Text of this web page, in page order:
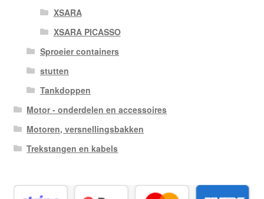
XSARA
XSARA PICASSO
Sproeier containers
stutten
Tankdoppen
Motor - onderdelen en accessoires
Motoren, versnellingsbakken
Trekstangen en kabels